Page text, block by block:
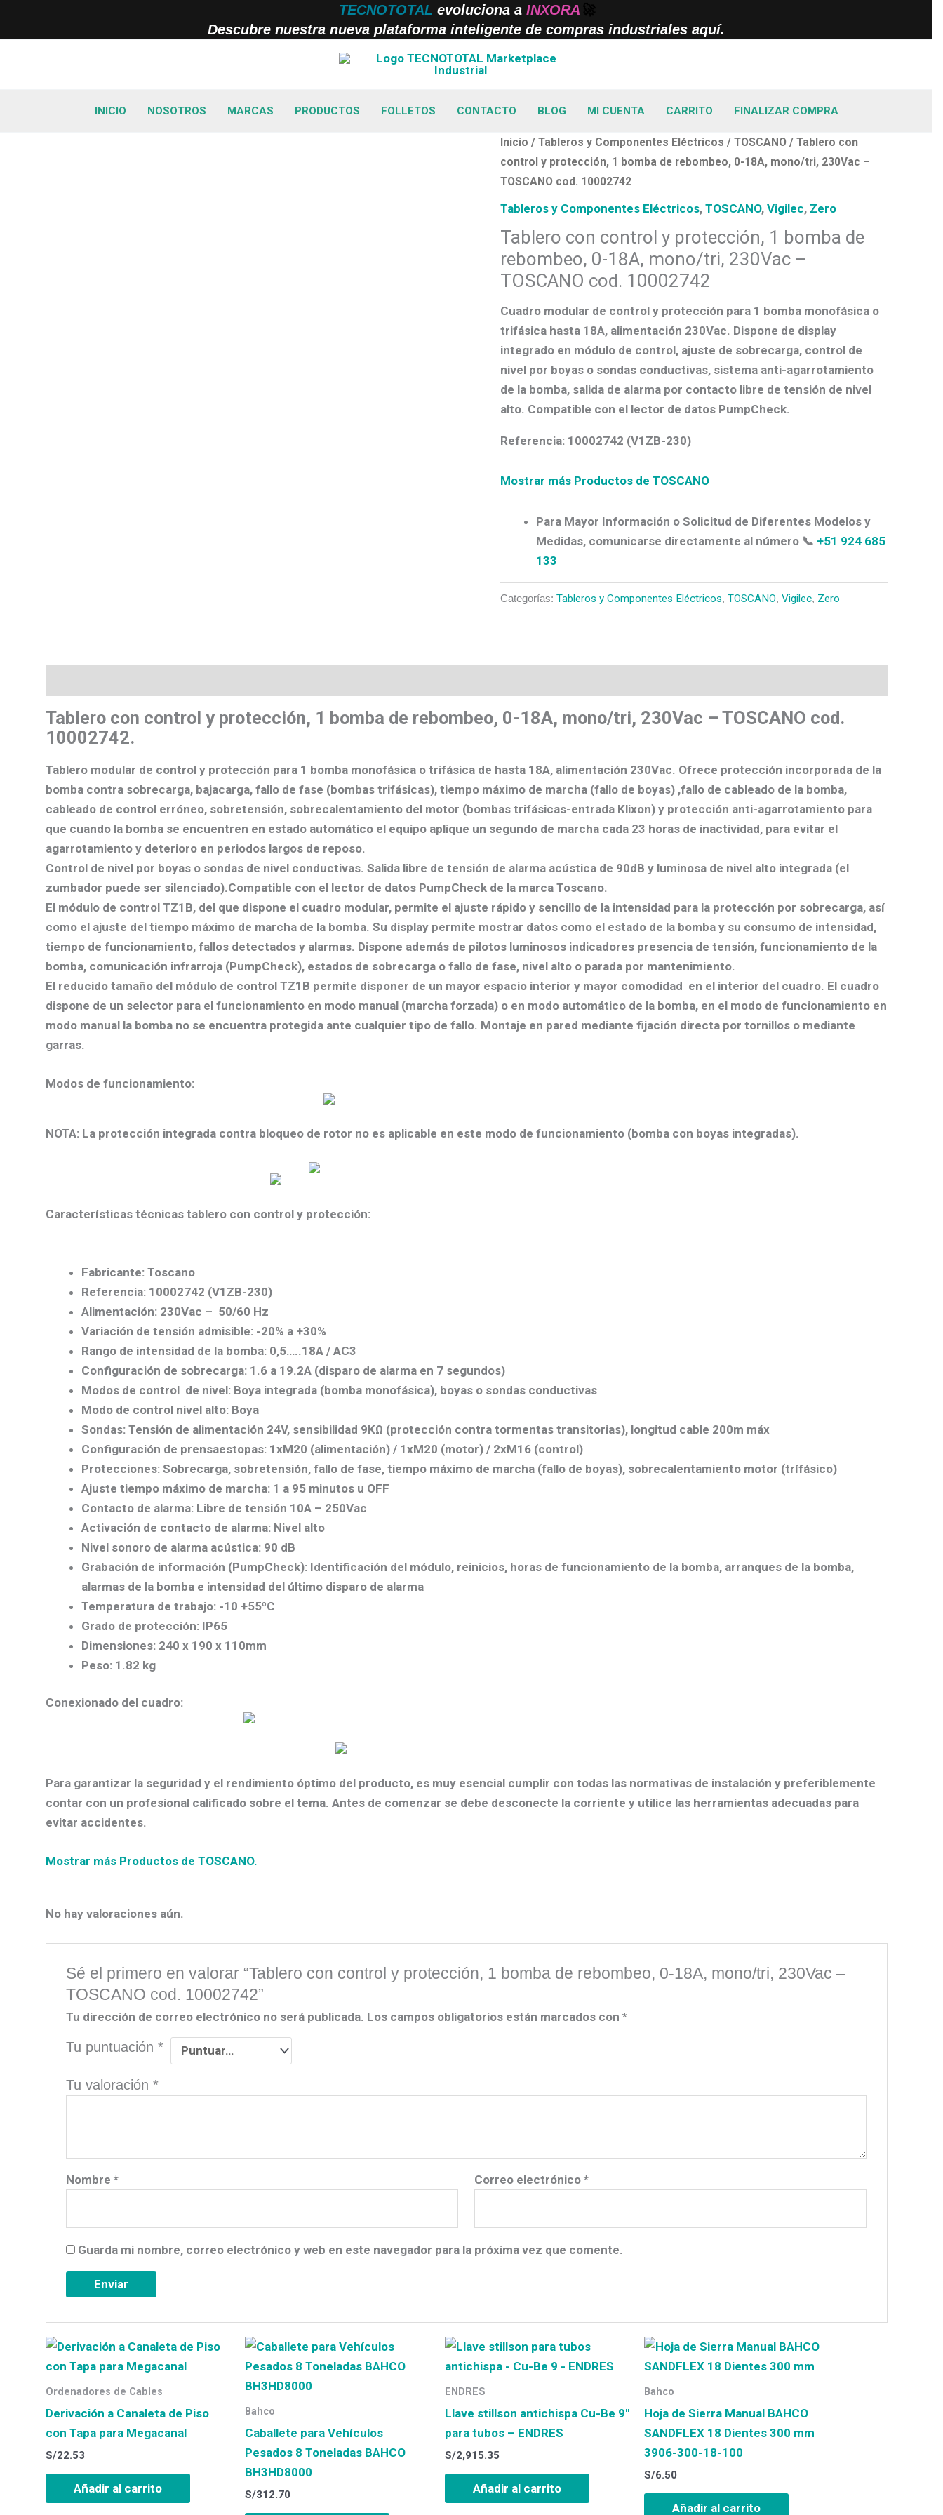
TECNOTOTAL evoluciona aINXORA
Descubre nuestra nueva plataforma inteligente de compras industriales aquí.
INICIO NOSOTROS MARCAS PRODUCTOS FOLLETOS CONTACTO BLOG MI CUENTA CARRITO FINALIZAR COMPRA
Inicio / Tableros y Componentes Eléctricos / TOSCANO/ Tablero con
control y protección, 1 bomba de rebombeo, 0-18A, mono/tri, 230Vac –
TOSCANO cod. 10002742
Tableros y Componentes Eléctricos, TOSCANO, Vigilec, Zero
Tablero con control y protección, 1 bomba de
rebombeo, 0-18A, mono/tri, 230Vac –
TOSCANO cod. 10002742
Cuadro modular de control y protección para 1 bomba monofásica o
trifásica hasta 18A, alimentación 230Vac. Dispone de display
integrado en módulo de control, ajuste de sobrecarga, control de
nivel por boyas o sondas conductivas, sistema anti-agarrotamiento
de la bomba, salida de alarma por contacto libre de tensión de nivel
alto. Compatible con el lector de datos PumpCheck.
Referencia: 10002742 (V1ZB-230)
Mostrar más Productos de TOSCANO
Para Mayor Información o Solicitud de Diferentes Modelos y
Medidas, comunicarse directamente al número 📞 +51 924 685
133
Categorías: Tableros y Componentes Eléctricos, TOSCANO, Vigilec, Zero
Tablero con control y protección, 1 bomba de rebombeo, 0-18A, mono/tri, 230Vac – TOSCANO cod.
10002742.
Tablero modular de control y protección para 1 bomba monofásica o trifásica de hasta 18A, alimentación 230Vac. Ofrece protección incorporada de la
bomba contra sobrecarga, bajacarga, fallo de fase (bombas trifásicas), tiempo máximo de marcha (fallo de boyas) ,fallo de cableado de la bomba,
cableado de control erróneo, sobretensión, sobrecalentamiento del motor (bombas trifásicas-entrada Klixon) y protección anti-agarrotamiento para
que cuando la bomba se encuentren en estado automático el equipo aplique un segundo de marcha cada 23 horas de inactividad, para evitar el
agarrotamiento y deterioro en periodos largos de reposo.
Control de nivel por boyas o sondas de nivel conductivas. Salida libre de tensión de alarma acústica de 90dB y luminosa de nivel alto integrada (el
zumbador puede ser silenciado).Compatible con el lector de datos PumpCheck de la marca Toscano.
El módulo de control TZ1B, del que dispone el cuadro modular, permite el ajuste rápido y sencillo de la intensidad para la protección por sobrecarga, así
como el ajuste del tiempo máximo de marcha de la bomba. Su display permite mostrar datos como el estado de la bomba y su consumo de intensidad,
tiempo de funcionamiento, fallos detectados y alarmas. Dispone además de pilotos luminosos indicadores presencia de tensión, funcionamiento de la
bomba, comunicación infrarroja (PumpCheck), estados de sobrecarga o fallo de fase, nivel alto o parada por mantenimiento.
El reducido tamaño del módulo de control TZ1B permite disponer de un mayor espacio interior y mayor comodidad en el interior del cuadro. El cuadro
dispone de un selector para el funcionamiento en modo manual (marcha forzada) o en modo automático de la bomba, en el modo de funcionamiento en
modo manual la bomba no se encuentra protegida ante cualquier tipo de fallo. Montaje en pared mediante fijación directa por tornillos o mediante
garras.
Modos de funcionamiento:
NOTA:La protección integrada contra bloqueo de rotor no es aplicable en este modo de funcionamiento (bomba con boyas integradas).
Características técnicas tablero con control y protección:
Fabricante: Toscano
Referencia: 10002742 (V1ZB-230)
Alimentación: 230Vac – 50/60 Hz
Variación de tensión admisible: -20% a +30%
Rango de intensidad de la bomba: 0,5…..18A / AC3
Configuración de sobrecarga: 1.6 a 19.2A (disparo de alarma en 7 segundos)
Modos de control de nivel: Boya integrada (bomba monofásica), boyas o sondas conductivas
Modo de control nivel alto: Boya
Sondas: Tensión de alimentación 24V, sensibilidad 9KΩ (protección contra tormentas transitorias), longitud cable 200m máx
Configuración de prensaestopas: 1xM20 (alimentación) / 1xM20 (motor) / 2xM16 (control)
Protecciones: Sobrecarga, sobretensión, fallo de fase, tiempo máximo de marcha (fallo de boyas), sobrecalentamiento motor (trífásico)
Ajuste tiempo máximo de marcha: 1 a 95 minutos u OFF
Contacto de alarma: Libre de tensión 10A – 250Vac
Activación de contacto de alarma: Nivel alto
Nivel sonoro de alarma acústica: 90 dB
Grabación de información (PumpCheck): Identificación del módulo, reinicios, horas de funcionamiento de la bomba, arranques de la bomba,
alarmas de la bomba e intensidad del último disparo de alarma
Temperatura de trabajo: -10 +55ºC
Grado de protección: IP65
Dimensiones: 240 x 190 x 110mm
Peso: 1.82 kg
Conexionado del cuadro:
Para garantizar la seguridad y el rendimiento óptimo del producto, es muy esencial cumplir con todas las normativas de instalación y preferiblemente
contar con un profesional calificado sobre el tema. Antes de comenzar se debe desconecte la corriente y utilice las herramientas adecuadas para
evitar accidentes.
Mostrar más Productos de TOSCANO.
No hay valoraciones aún.
Sé el primero en valorar “Tablero con control y protección, 1 bomba de rebombeo, 0-18A, mono/tri, 230Vac –
TOSCANO cod. 10002742”
Tu dirección de correo electrónico no será publicada. Los campos obligatorios están marcados con *
Tu puntuación *
Tu valoración *
Nombre * Correo electrónico *
Guarda mi nombre, correo electrónico y web en este navegador para la próxima vez que comente.
Ordenadores de Cables
Derivación a Canaleta de Piso
con Tapa para Megacanal
S/22.53
Añadir al carrito
Bahco
Caballete para Vehículos
Pesados 8 Toneladas BAHCO
BH3HD8000
S/312.70
ENDRES
Llave stillson antichispa Cu-Be 9″
para tubos – ENDRES
S/2,915.35
Añadir al carrito
Bahco
Hoja de Sierra Manual BAHCO
SANDFLEX 18 Dientes 300 mm
3906-300-18-100
S/6.50
Añadir al carrito